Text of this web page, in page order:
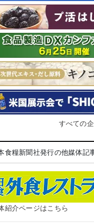
すべての
食糧新聞社発行の他媒体記
紹介ページはこちら